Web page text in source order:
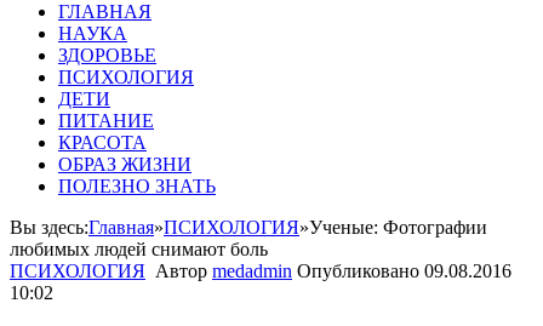
ГЛАВНАЯ
НАУКА
ЗДОРОВЬЕ
ПСИХОЛОГИЯ
ДЕТИ
ПИТАНИЕ
КРАСОТА
ОБРАЗ ЖИЗНИ
ПОЛЕЗНО ЗНАТЬ
Вы здесь:Главная»ПСИХОЛОГИЯ»Ученые: Фотографии
любимых людей снимают боль
ПСИХОЛОГИЯ Автор medadmin Опубликовано 09.08.2016
10:02